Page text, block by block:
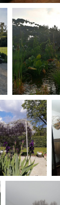
CASTING
EVENTI,
Anteprime
TFI Torino
Days
Avenue
Guarda
La Grazia -
Torino di
Open Day
Ciak in